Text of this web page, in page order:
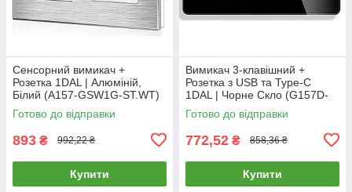
Сенсорний вимикач +
Розетка 1DAL | Алюміній,
Білий (A157-GSW1G-ST.WT)
Готово до відправки
893 ₴ 992,22 ₴
Купити
Вимикач 3-клавішний +
Розетка з USB та Type-C
1DAL | Чорне Скло (G157D-
PSW3G-STUTC.BL)
Готово до відправки
772,52 ₴ 858,36 ₴
Купити